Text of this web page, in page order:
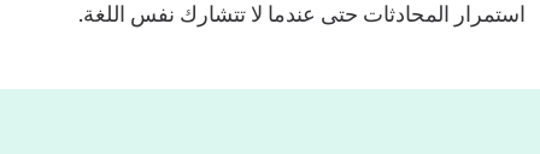
استمرار المحادثات حتى عندما لا تتشارك نفس اللغة.